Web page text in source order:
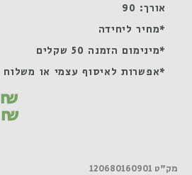
אורך: 90
*מחיר ליחידה
*מינימום הזמנה 50 שקלים
*אפשרות לאיסוף עצמי או משלוח
₪
₪
מק"ט 120680160901